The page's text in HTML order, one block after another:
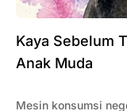
Kaya Sebelum
Anak Muda
Mesin konsumsi